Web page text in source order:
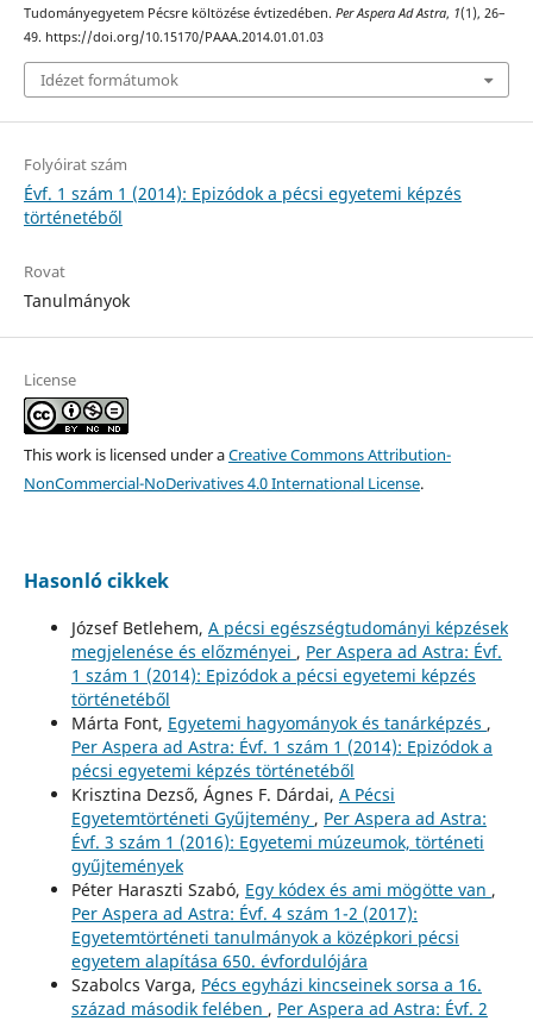
Tudományegyetem Pécsre költözése évtizedében. Per Aspera Ad Astra, 1(1), 26–
49. https://doi.org/10.15170/PAAA.2014.01.01.03
Idézet formátumok
Folyóirat szám
Évf. 1 szám 1 (2014): Epizódok a pécsi egyetemi képzés
történetéből
Rovat
Tanulmányok
License
This work is licensed under aCreative Commons Attribution-
NonCommercial-NoDerivatives 4.0 International License.
Hasonló cikkek
József Betlehem, A pécsi egészségtudományi képzések
megjelenése és előzményei , Per Aspera ad Astra: Évf.
1 szám 1 (2014): Epizódok a pécsi egyetemi képzés
történetéből
Márta Font, Egyetemi hagyományok és tanárképzés ,
Per Aspera ad Astra: Évf. 1 szám 1 (2014): Epizódok a
pécsi egyetemi képzés történetéből
Krisztina Dezső, Ágnes F. Dárdai, A Pécsi
Egyetemtörténeti Gyűjtemény , Per Aspera ad Astra:
Évf. 3 szám 1 (2016): Egyetemi múzeumok, történeti
gyűjtemények
Péter Haraszti Szabó, Egy kódex és ami mögötte van ,
Per Aspera ad Astra: Évf. 4 szám 1-2 (2017):
Egyetemtörténeti tanulmányok a középkori pécsi
egyetem alapítása 650. évfordulójára
Szabolcs Varga, Pécs egyházi kincseinek sorsa a 16.
század második felében , Per Aspera ad Astra: Évf. 2